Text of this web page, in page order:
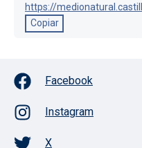
https://
Copiar
Facebook
Instagram
X